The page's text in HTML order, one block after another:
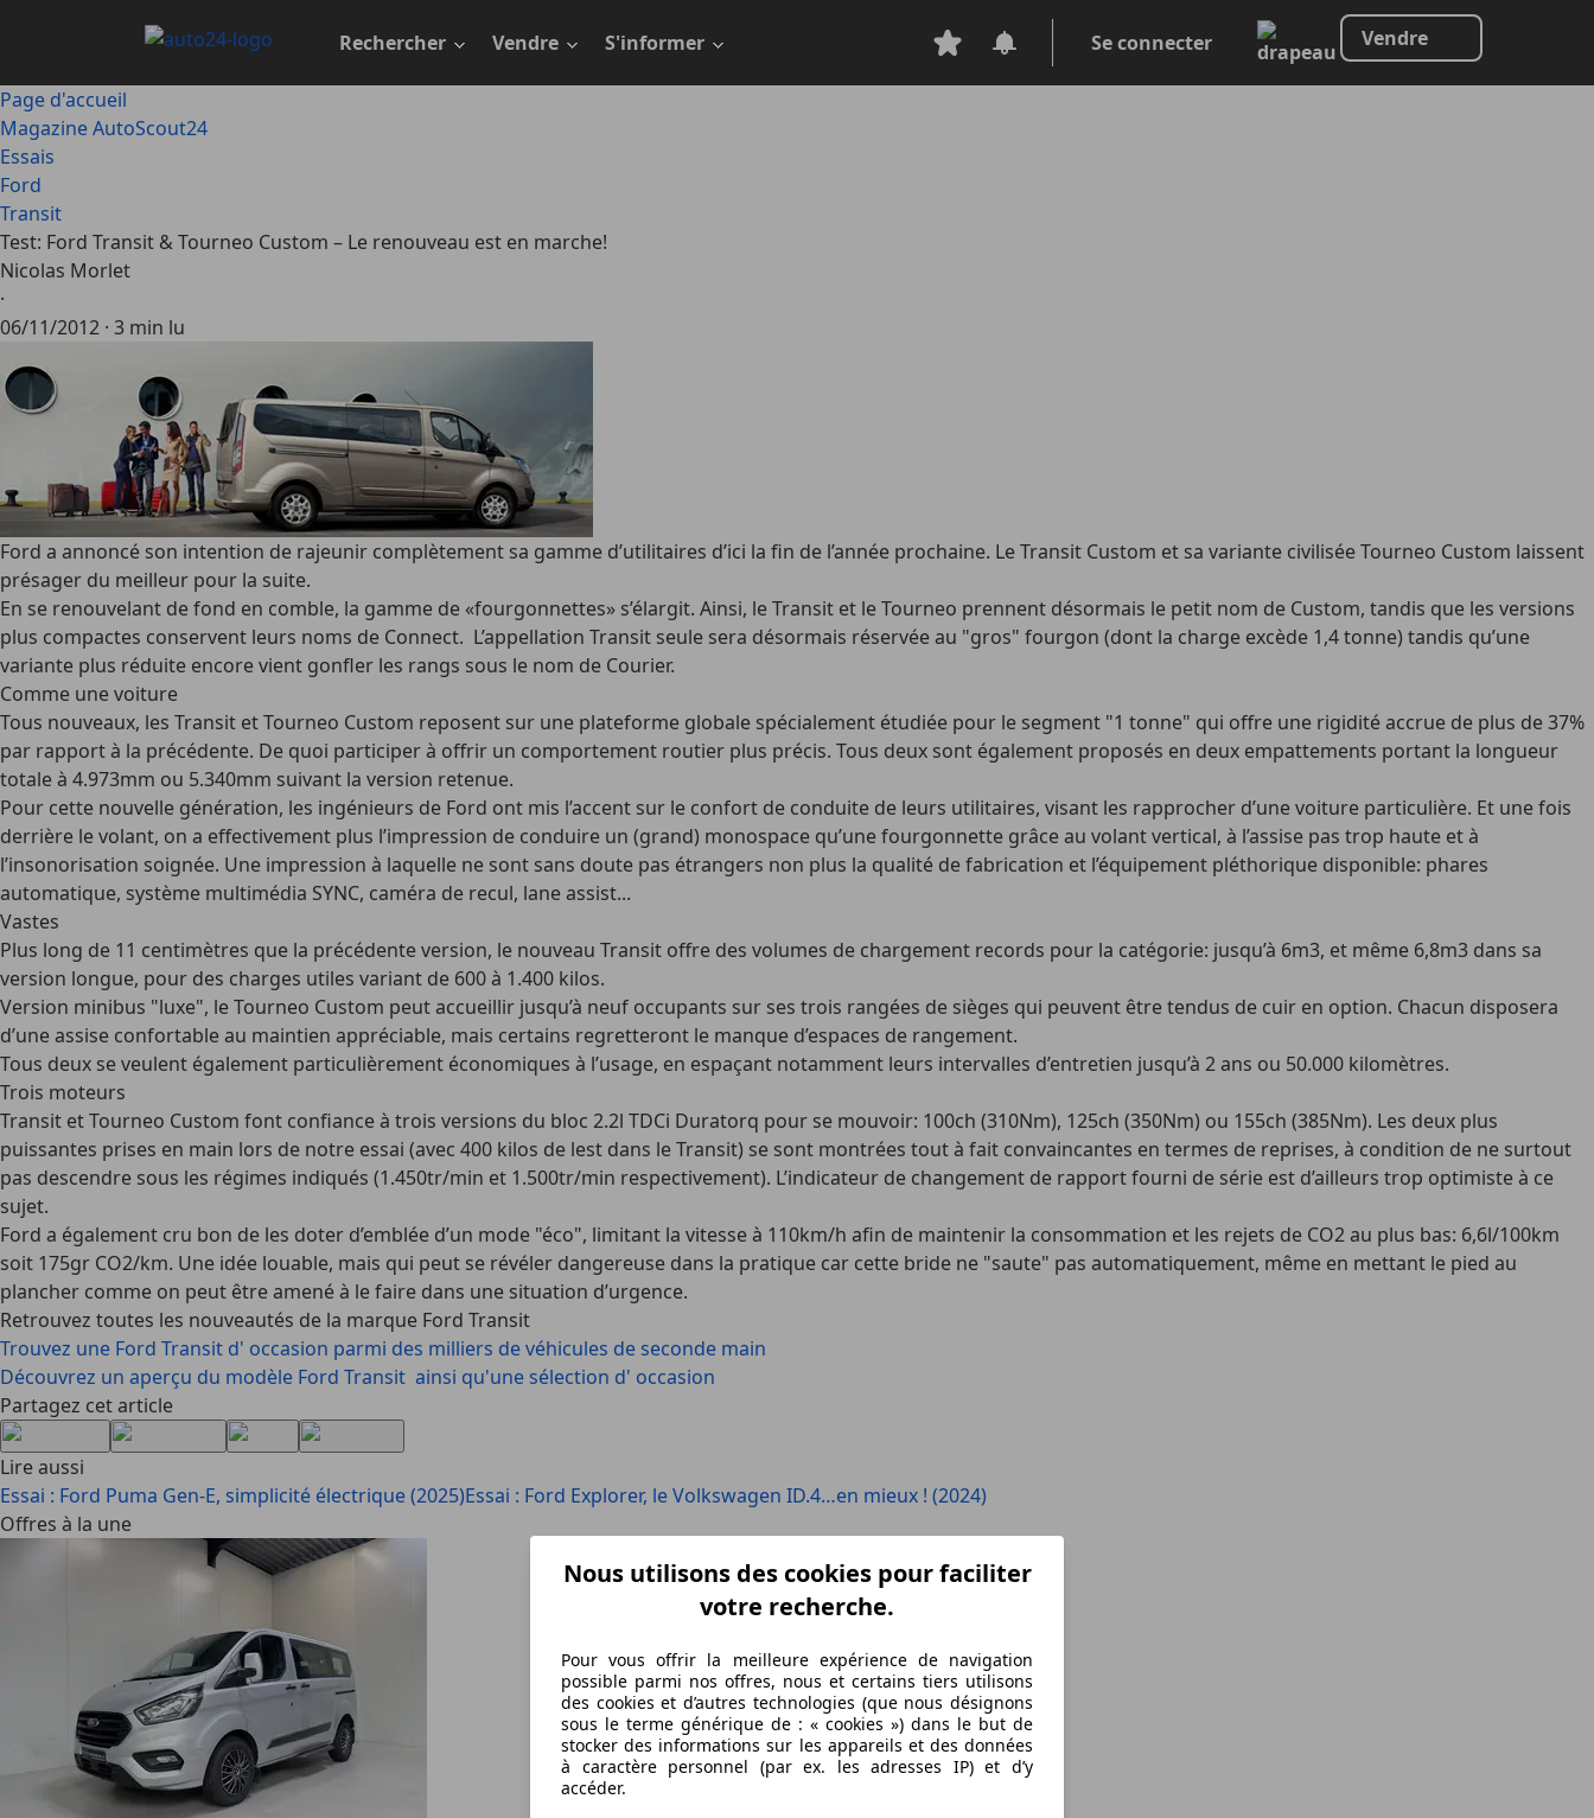
principal
Rechercher Vendre S'informer Se connecter Vendre
Nous utilisons des cookies pour faciliter
votre recherche.
Pour vous offrir la meilleure expérience de navigation
possible parmi nos offres, nous et certains tiers utilisons
des cookies et d’autres technologies (que nous désignons
sous le terme générique de : « cookies ») dans le but de
stocker des informations sur les appareils et des données
à caractère personnel (par ex. les adresses IP) et d’y
accéder.
Page d'accueil
Magazine AutoScout24
Essais
Ford
Transit
Test: Ford Transit & Tourneo Custom – Le renouveau est en marche!
Nicolas Morlet
·
06/11/2012 · 3 min lu
Ford a annoncé son intention de rajeunir complètement sa gamme d’utilitaires d’ici la fin de l’année prochaine. Le Transit Custom et sa variante civilisée Tourneo Custom laissent
présager du meilleur pour la suite.
En se renouvelant de fond en comble, la gamme de «fourgonnettes» s’élargit. Ainsi, le Transit et le Tourneo prennent désormais le petit nom de Custom, tandis que les versions
plus compactes conservent leurs noms de Connect. L’appellation Transit seule sera désormais réservée au "gros" fourgon (dont la charge excède 1,4 tonne) tandis qu’une
variante plus réduite encore vient gonfler les rangs sous le nom de Courier.
Comme une voiture
Tous nouveaux, les Transit et Tourneo Custom reposent sur une plateforme globale spécialement étudiée pour le segment "1 tonne" qui offre une rigidité accrue de plus de 37%
par rapport à la précédente. De quoi participer à offrir un comportement routier plus précis. Tous deux sont également proposés en deux empattements portant la longueur
totale à 4.973mm ou 5.340mm suivant la version retenue.
Pour cette nouvelle génération, les ingénieurs de Ford ont mis l’accent sur le confort de conduite de leurs utilitaires, visant les rapprocher d’une voiture particulière. Et une fois
derrière le volant, on a effectivement plus l’impression de conduire un (grand) monospace qu’une fourgonnette grâce au volant vertical, à l’assise pas trop haute et à
l’insonorisation soignée. Une impression à laquelle ne sont sans doute pas étrangers non plus la qualité de fabrication et l’équipement pléthorique disponible: phares
automatique, système multimédia SYNC, caméra de recul, lane assist...
Vastes
Plus long de 11 centimètres que la précédente version, le nouveau Transit offre des volumes de chargement records pour la catégorie: jusqu’à 6m3, et même 6,8m3 dans sa
version longue, pour des charges utiles variant de 600 à 1.400 kilos.
Version minibus "luxe", le Tourneo Custom peut accueillir jusqu’à neuf occupants sur ses trois rangées de sièges qui peuvent être tendus de cuir en option. Chacun disposera
d’une assise confortable au maintien appréciable, mais certains regretteront le manque d’espaces de rangement.
Tous deux se veulent également particulièrement économiques à l’usage, en espaçant notamment leurs intervalles d’entretien jusqu’à 2 ans ou 50.000 kilomètres.
Trois moteurs
Transit et Tourneo Custom font confiance à trois versions du bloc 2.2l TDCi Duratorq pour se mouvoir: 100ch (310Nm), 125ch (350Nm) ou 155ch (385Nm). Les deux plus
puissantes prises en main lors de notre essai (avec 400 kilos de lest dans le Transit) se sont montrées tout à fait convaincantes en termes de reprises, à condition de ne surtout
pas descendre sous les régimes indiqués (1.450tr/min et 1.500tr/min respectivement). L’indicateur de changement de rapport fourni de série est d’ailleurs trop optimiste à ce
sujet.
Ford a également cru bon de les doter d’emblée d’un mode "éco", limitant la vitesse à 110km/h afin de maintenir la consommation et les rejets de CO2 au plus bas: 6,6l/100km
soit 175gr CO2/km. Une idée louable, mais qui peut se révéler dangereuse dans la pratique car cette bride ne "saute" pas automatiquement, même en mettant le pied au
plancher comme on peut être amené à le faire dans une situation d’urgence.
Retrouvez toutes les nouveautés de la marque Ford Transit
Trouvez une Ford Transit d' occasion parmi des milliers de véhicules de seconde main
Découvrez un aperçu du modèle Ford Transit ainsi qu'une sélection d' occasion
Partagez cet article
Lire aussi
Essai : Ford Puma Gen-E, simplicité électrique (2025)Essai : Ford Explorer, le Volkswagen ID.4…en mieux ! (2024)
Offres à la une